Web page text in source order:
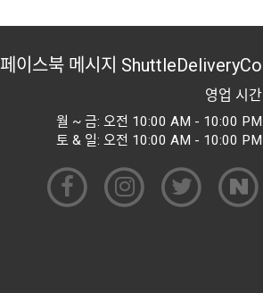
페이스북 메시지 ShuttleDeliveryCo
영업 시간
월 ~ 금: 오전 10:00 AM - 10:00 PM
토 & 일: 오전 10:00 AM - 10:00 PM